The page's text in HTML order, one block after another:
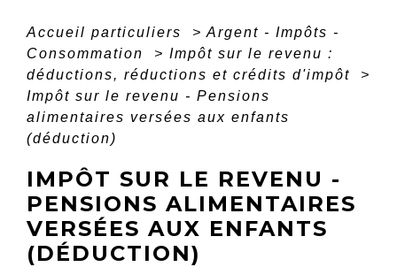
Accueil particuliers > Argent - Impôts -
Consommation
> Impôt sur le revenu :
déductions, réductions et crédits d'impôt
>
Impôt sur le revenu - Pensions
alimentaires versées aux enfants
(déduction)
IMPÔT SUR LE REVENU -
PENSIONS ALIMENTAIRES
VERSÉES AUX ENFANTS
(DÉDUCTION)